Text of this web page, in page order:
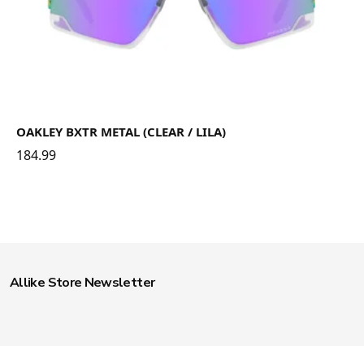
OAKLEY BXTR METAL (CLEAR / LILA)
184.99
Allike Store Newsletter